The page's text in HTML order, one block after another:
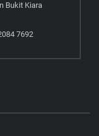
Bukit Kiara
7692